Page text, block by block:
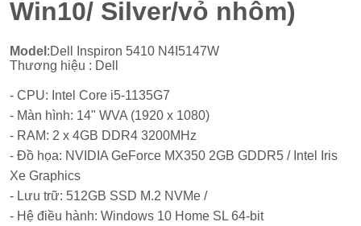
Win10/ Silver/vỏ nhôm)
Model :Dell Inspiron 5410 N4I5147W
Thương hiệu : Dell
- CPU: Intel Core i5-1135G7
- Màn hình: 14" WVA (1920 x 1080)
- RAM: 2 x 4GB DDR4 3200MHz
- Đồ họa: NVIDIA GeForce MX350 2GB GDDR5 / Intel Iris
Xe Graphics
- Lưu trữ: 512GB SSD M.2 NVMe /
- Hệ điều hành: Windows 10 Home SL 64-bit